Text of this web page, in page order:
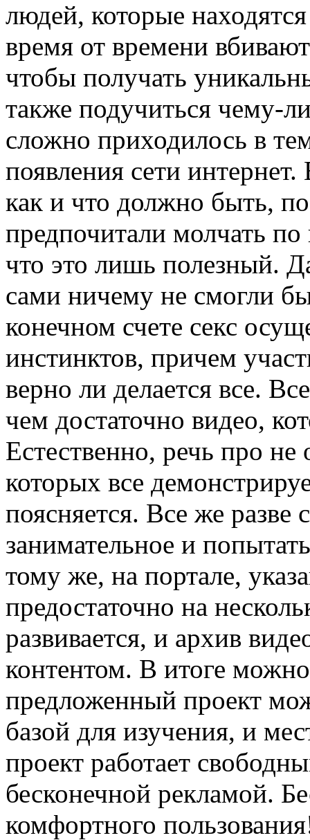
людей, которые
время от времени
чтобы получать
также подучиться чему-
сложно приходилось в
появления сети
как и что должно быть,
предпочитали молчать
что это лишь полезный.
сами ничему не смогли
конечном счете секс
инстинктов, причем
верно ли делается все.
чем достаточно видео,
Естественно, речь про
которых все
поясняется. Все же
занимательное и
тому же, на портале,
предостаточно на
развивается, и архив
контентом. В итоге
предложенный проект
базой для изучения, и
проект работает
бесконечной рекламой.
комфортного